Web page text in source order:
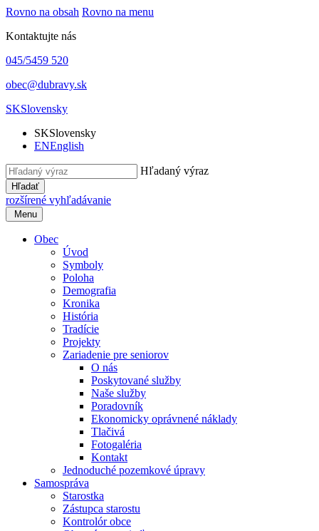
Rovno na obsah Rovno na menu
Kontaktujte nás
045/5459 520
obec@dubravy.sk
SKSlovensky
SKSlovensky
ENEnglish
Hľadaný výraz
Hľadať
rozšírené vyhľadávanie
Menu
Obec
Úvod
Symboly
Poloha
Demografia
Kronika
História
Tradície
Projekty
Zariadenie pre seniorov
O nás
Poskytované služby
Naše služby
Poradovník
Ekonomicky oprávnené náklady
Tlačivá
Fotogaléria
Kontakt
Jednoduché pozemkové úpravy
Samospráva
Starostka
Zástupca starostu
Kontrolór obce